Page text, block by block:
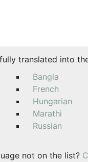
translated into
Bangla
French
Hungarian
Marathi
Russian
not on the list?